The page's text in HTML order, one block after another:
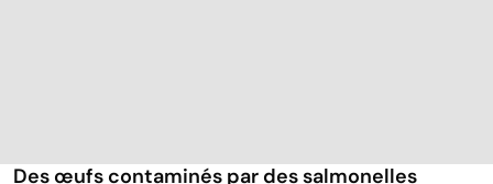
Des œufs contaminés par des salmonelles